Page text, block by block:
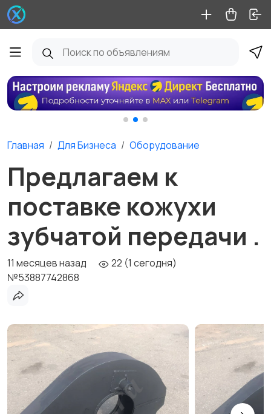
Главная Для Бизнеса Оборудование
Предлагаем к
поставке кожухи
зубчатой передачи .
11 месяцев назад
22 (1 сегодня)
№53887742868